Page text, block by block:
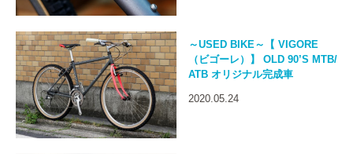
～USED BIKE～【 VIGORE
（ビゴーレ）】 OLD 90’S MTB/
ATB オリジナル完成車
2020.05.24